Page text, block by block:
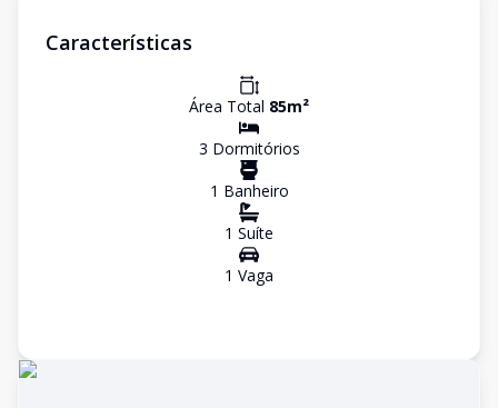
Características
Área Total 85m²
3 Dormitórios
1 Banheiro
1 Suíte
1 Vaga